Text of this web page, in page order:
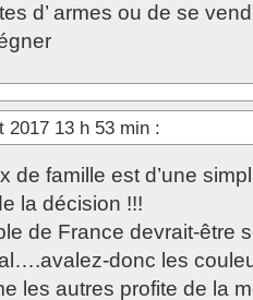
d’ armes ou de se
2017 13 h 53 min :
de famille est d’une
la décision !!!
de France devrait-être
donc les
les autres profite de la